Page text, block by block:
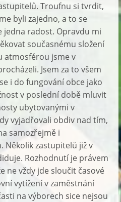
Troufnu si tvrdit,
byli zajedno, a to se
radost. Opravdu mi
současnému složení
atmosférou jsme v
Jsem za to všem
i do fungování obce jako
v poslední době mluvit
ubytovanými v
vyjadřovali obdiv nad tím,
samozřejmě i
Několik zastupitelů již v
Rozhodnutí je právem
ne vždy jde sloučit časové
vytížení v zaměstnání
na výborech sice nejsou